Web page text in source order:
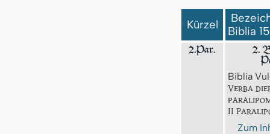
Kürzel
Biblia
2.Par.
2.
Biblia
Verba
II
Zum